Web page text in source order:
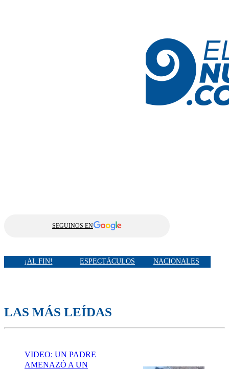
SEGUINOS EN
¡AL FIN! ESPECTÁCULOS NACIONALES
LAS MÁS LEÍDAS
VIDEO: UN PADRE
AMENAZÓ A UN